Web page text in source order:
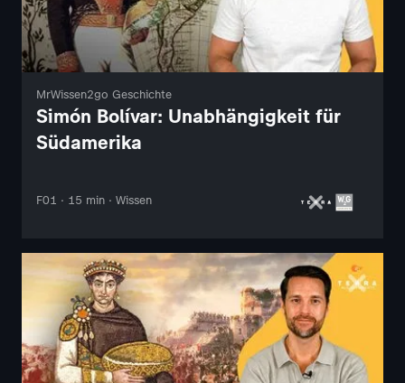
MrWissen2go Geschichte
Simón Bolívar: Unabhängigkeit für
Südamerika
F01 · 15 min · Wissen